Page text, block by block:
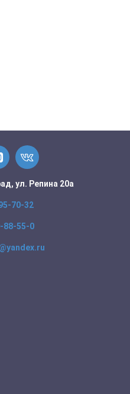
ул. Репина 20а
70-32
88-55-0